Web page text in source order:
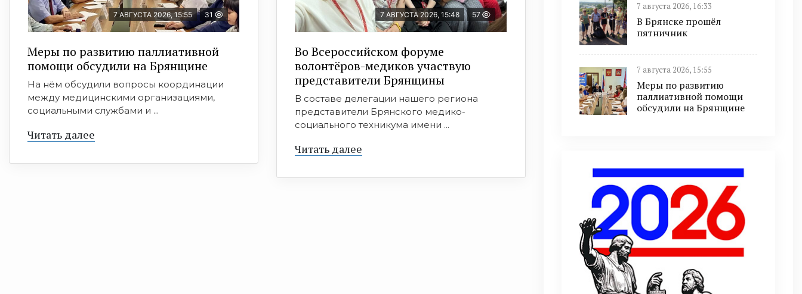
7 АВГУСТА 2026, 15:55 31
Меры по развитию паллиативной
помощи обсудили на Брянщине
На нём обсудили вопросы координации
между медицинскими организациями,
социальными службами и ...
Читать далее
7 АВГУСТА 2026, 15:48 57
Во Всероссийском форуме
волонтёров-медиков участвую
представители Брянщины
В составе делегации нашего региона
представители Брянского медико-
социального техникума имени ...
Читать далее
7 августа 2026, 16:33
В Брянске прошёл
пятничник
7 августа 2026, 15:55
Меры по развитию
паллиативной помощи
обсудили на Брянщине